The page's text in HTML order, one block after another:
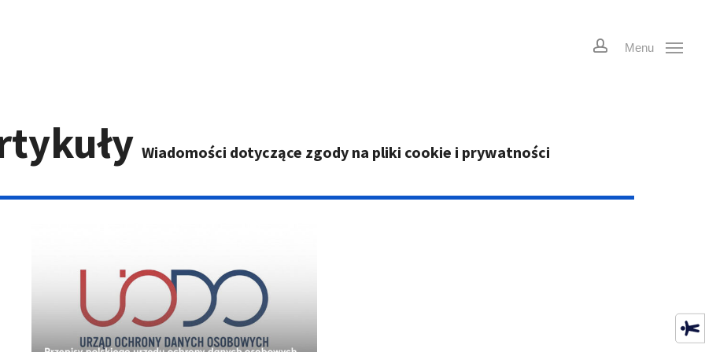
Menu
account
Wiadomości dotyczące zgody na pliki cookie i prywatności